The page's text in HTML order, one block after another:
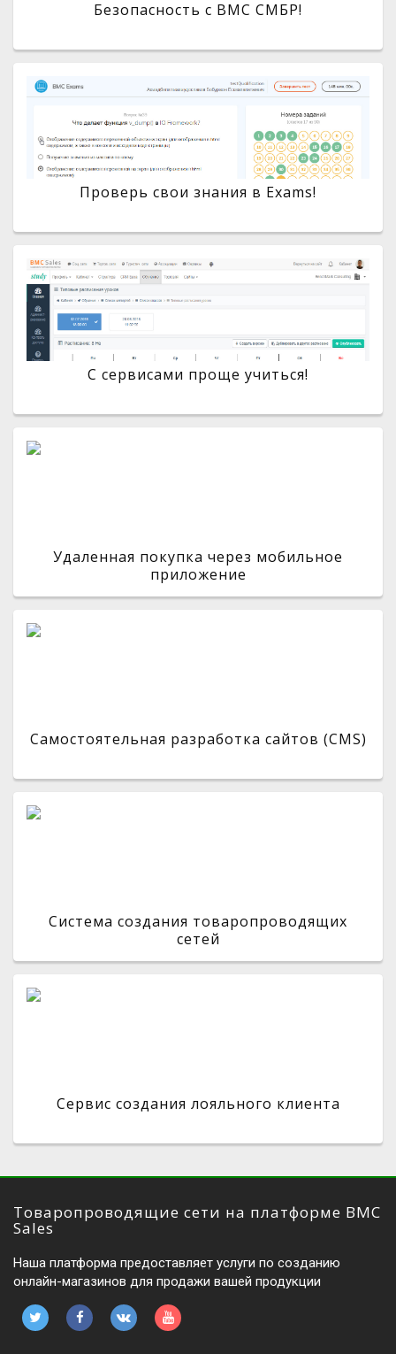
Безопасность с BMC СМБР!
Проверь свои знания в Exams!
С сервисами проще учиться!
Удаленная покупка через мобильное
приложение
Самостоятельная разработка сайтов (CMS)
Система создания товаропроводящих
сетей
Сервис создания лояльного клиента
Товаропроводящие сети на платформе BMC
Sales
Наша платформа предоставляет услуги по созданию
онлайн-магазинов для продажи вашей продукции